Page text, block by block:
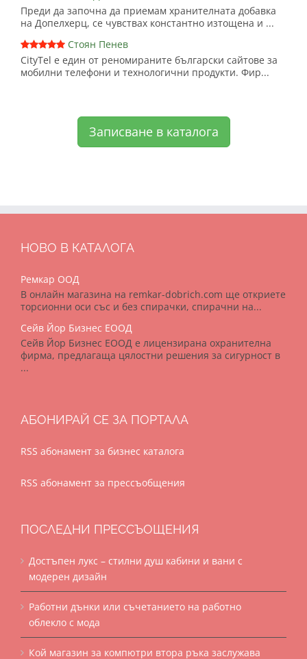
Преди да започна да приемам хранителната добавка
на Допелхерц, се чувствах константно изтощена и ...
Стоян Пенев
CityTel е един от реномираните български сайтове за
мобилни телефони и технологични продукти. Фир...
Записване в каталога
НОВО В КАТАЛОГА
Ремкар ООД
В онлайн магазина на remkar-dobrich.com ще откриете
торсионни оси със и без спирачки, спирачни на...
Сейв Йор Бизнес ЕООД
Сейв Йор Бизнес ЕООД е лицензирана охранителна
фирма, предлагаща цялостни решения за сигурност в
...
АБОНИРАЙ СЕ ЗА ПОРТАЛА
RSS абонамент за бизнес каталога
RSS абонамент за прессъобщения
ПОСЛЕДНИ ПРЕССЪОЩЕНИЯ
Достъпен лукс – стилни душ кабини и вани с
модерен дизайн
Работни дънки или съчетанието на работно
облекло с мода
Кой магазин за компютри втора ръка заслужава